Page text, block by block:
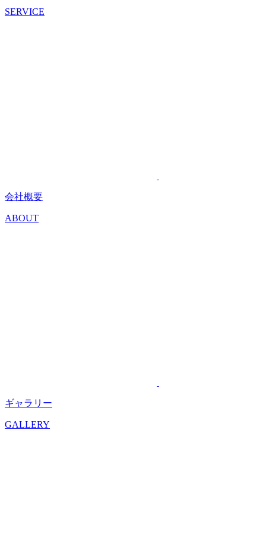
SERVICE
会社概要
ABOUT
ギャラリー
GALLERY